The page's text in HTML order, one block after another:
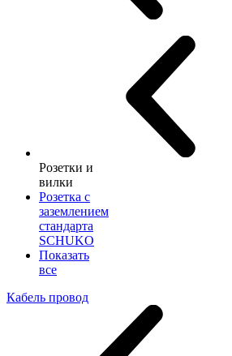
Розетки и
вилки
Розетка с
заземлением
стандарта
SCHUKO
Показать
все
Кабель провод